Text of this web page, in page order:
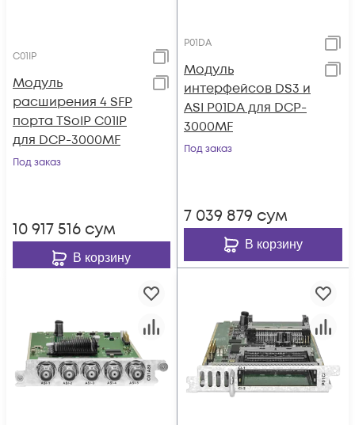
C01IP
Модуль
расширения 4 SFP
порта TSoIP C01IP
для DCP-3000MF
Под заказ
10 917 516 сум
В корзину
P01DA
Модуль
интерфейсов DS3 и
ASI P01DA для DCP-
3000MF
Под заказ
7 039 879 сум
В корзину